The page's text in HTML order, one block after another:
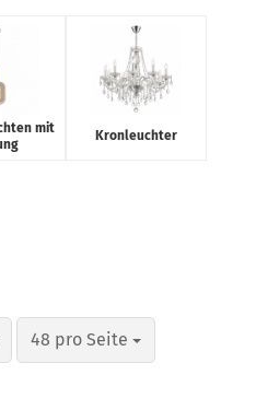
mit
Kronleuchter
48 pro Seite